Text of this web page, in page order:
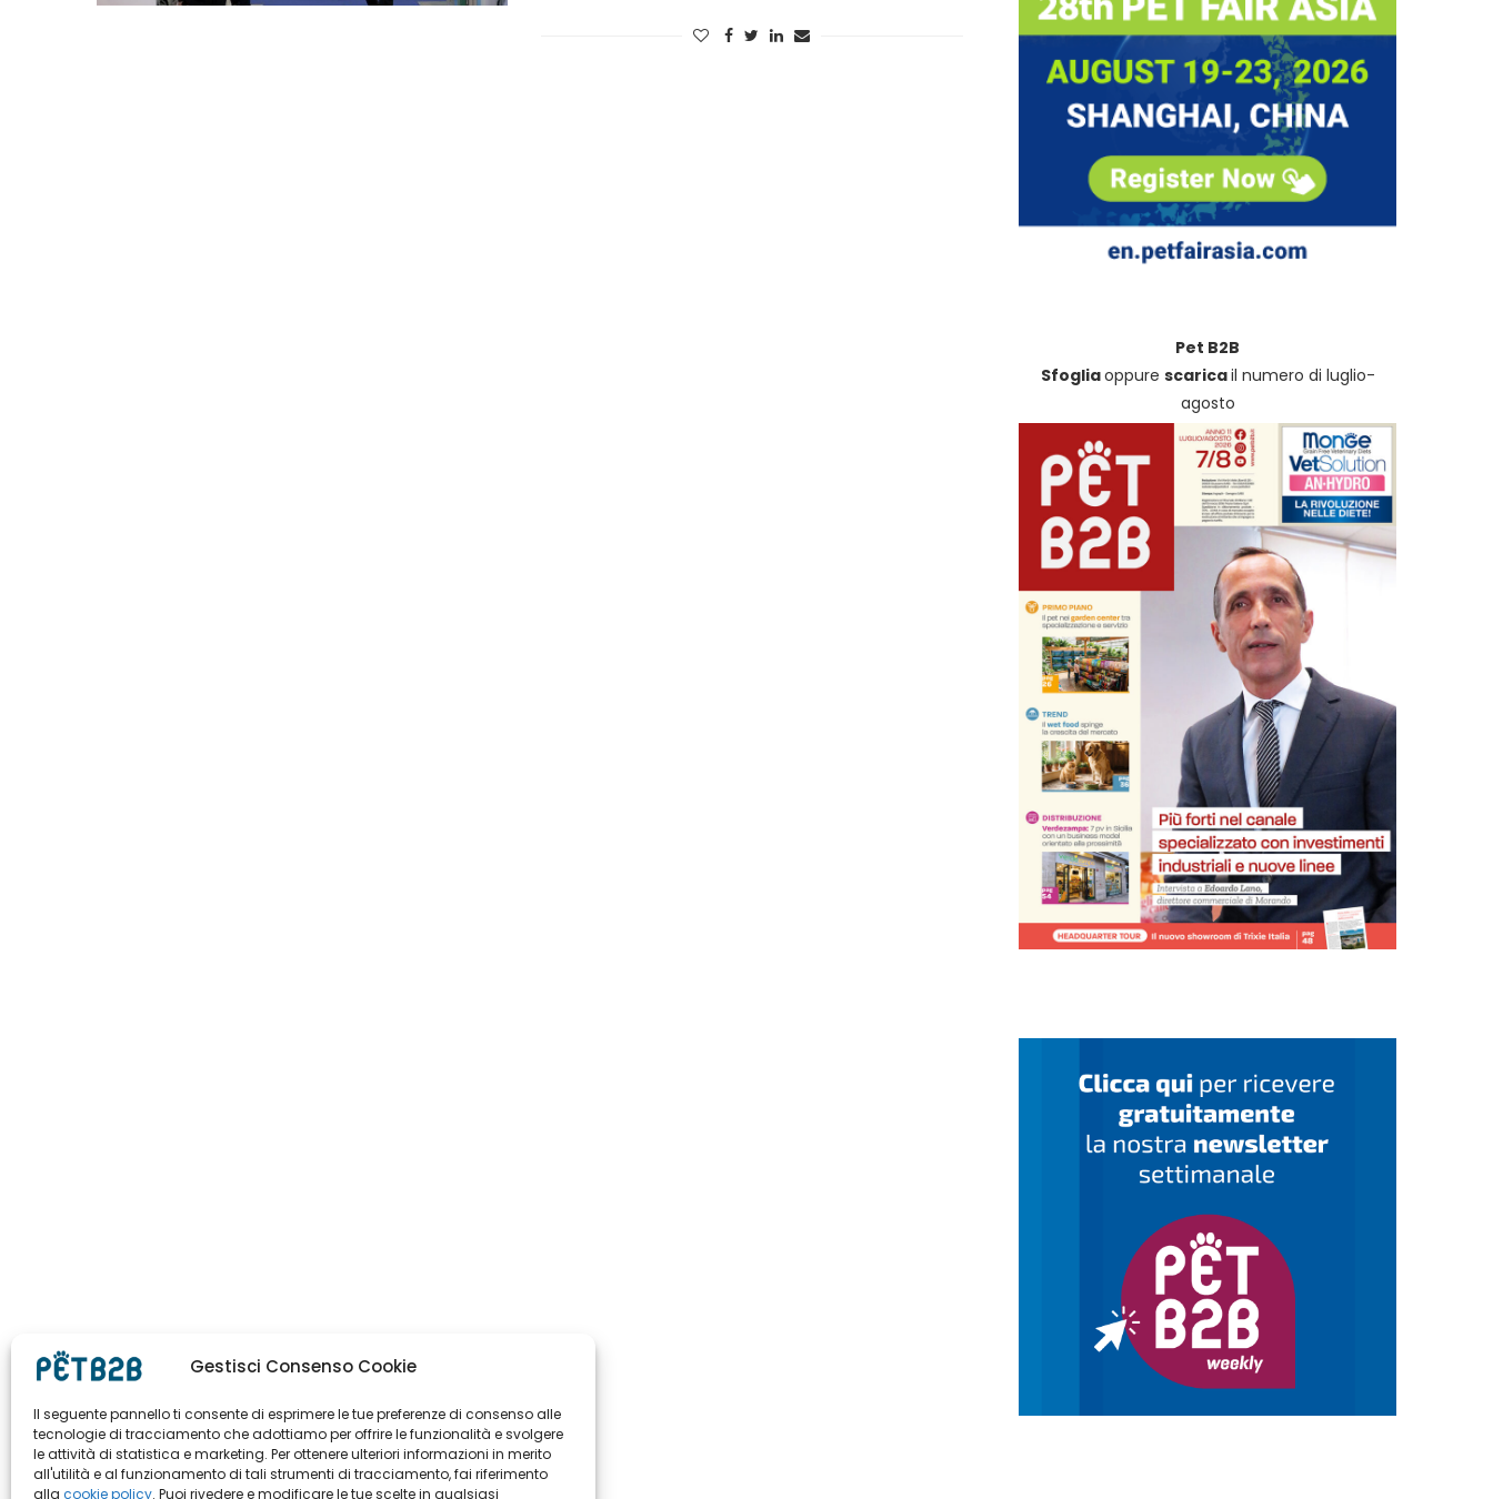
Gestisci Consenso Cookie
Il seguente pannello ti consente di esprimere le tue preferenze di consenso alle
tecnologie di tracciamento che adottiamo per offrire le funzionalità e svolgere
le attività di statistica e marketing. Per ottenere ulteriori informazioni in merito
all'utilità e al funzionamento di tali strumenti di tracciamento, fai riferimento
alla cookie policy. Puoi rivedere e modificare le tue scelte in qualsiasi
Pet B2B
Sfogliaoppure scaricail numero di luglio-
agosto